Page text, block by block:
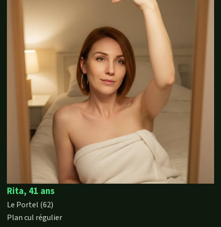
Rita, 41 ans
Le Portel (62)
Plan cul régulier